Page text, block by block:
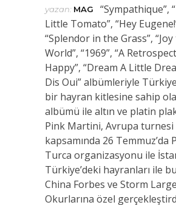
yazan: MAG
“Sympathique”,
Little Tomato”, “Hey
“Splendor in the Grass”,
World”, “1969”, “A
Happy”, “Dream A Little
Dis Oui” albümleriyle
bir hayran kitlesine sahip
albümü ile altın ve platin
Pink Martini, Avrupa turnesi
kapsamında 26 Temmuz’da
Turca organizasyonu ile
Türkiye’deki hayranları ile
China Forbes ve Storm
Okurlarına özel